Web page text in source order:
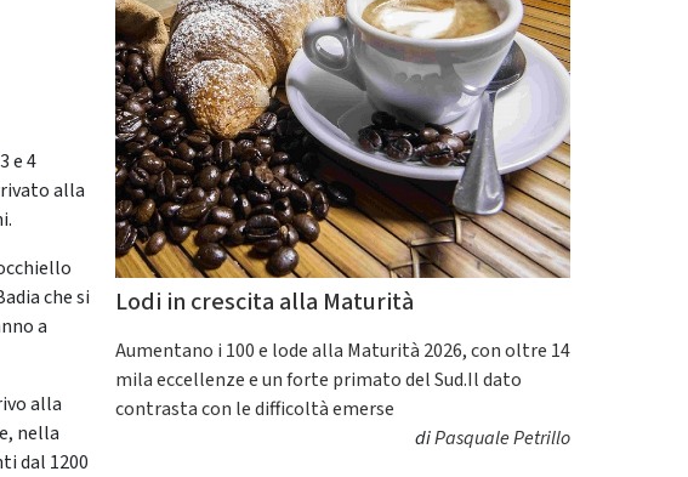
e 4
alla
che si
a
alla
nella
dal 1200
Lodi in crescita alla Maturità
Aumentano i 100 e lode alla Maturità 2026, con oltre 14
mila eccellenze e un forte primato del Sud.Il dato
contrasta con le difficoltà emerse
diPasquale Petrillo